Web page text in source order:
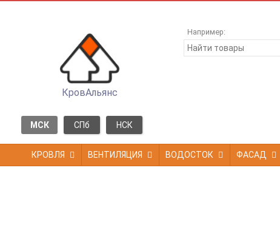
КровАльянс
МСК СПб НСК
Например:
КРОВЛЯ ВЕНТИЛЯЦИЯ ВОДОСТОК ФАСАД